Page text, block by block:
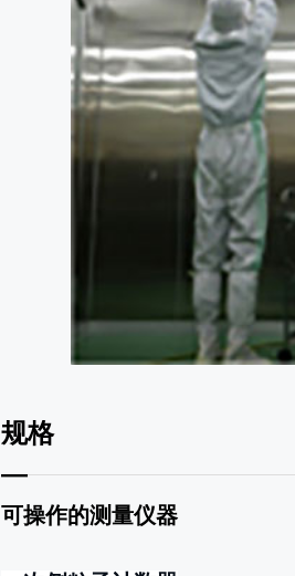
规格
—
可操作的测量仪器